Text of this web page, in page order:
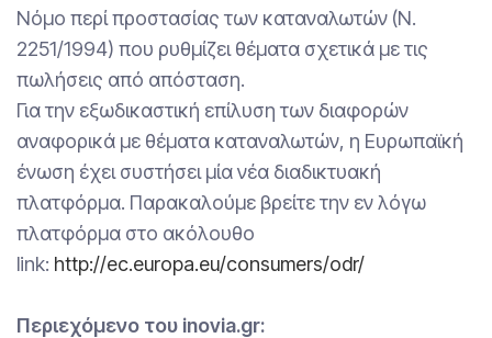
Νόμο περί προστασίας των καταναλωτών (Ν.
2251/1994) που ρυθμίζει θέματα σχετικά με τις
πωλήσεις από απόσταση.
Για την εξωδικαστική επίλυση των διαφορών
αναφορικά με θέματα καταναλωτών, η Ευρωπαϊκή
ένωση έχει συστήσει μία νέα διαδικτυακή
πλατφόρμα. Παρακαλούμε βρείτε την εν λόγω
πλατφόρμα στο ακόλουθο
link: http://ec.europa.eu/consumers/odr/
Περιεχόμενο του inovia.gr: